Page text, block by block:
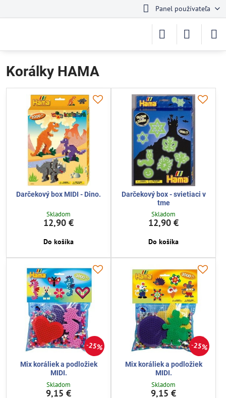
Panel používateľa
Korálky HAMA
Darčekový box MIDI - Dino.
Skladom
12,90 €
Do košíka
Darčekový box - svietiaci v
tme
Skladom
12,90 €
Do košíka
25%
Mix koráliek a podložiek
MIDI.
Skladom
9,15 €
25%
Mix koráliek a podložiek
MIDI.
Skladom
9,15 €